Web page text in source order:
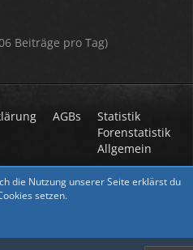
Beiträge pro Tag)
AGBs
Statistik
Forenstatistik
Allgemein
die Nutzung unserer Seite erklärst du
setzen.